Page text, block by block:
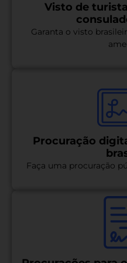
Visto de
Garanta o visto
Procuração
Faça uma procuração